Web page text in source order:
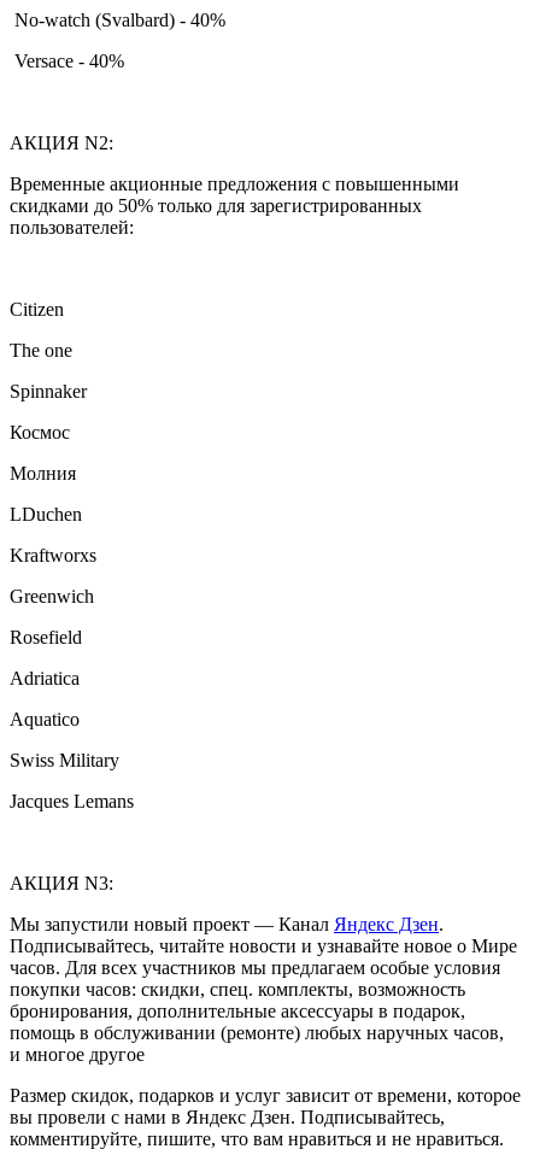
No-watch (Svalbard) - 40%
Versace - 40%
АКЦИЯ N2:
Временные акционные предложения с повышенными
скидками до 50% только для зарегистрированных
пользователей:
Citizen
The one
Spinnaker
Космос
Молния
LDuchen
Kraftworxs
Greenwich
Rosefield
Adriatica
Aquatico
Swiss Military
Jacques Lemans
АКЦИЯ N3:
Мы запустили новый проект — Канал Яндекс Дзен.
Подписывайтесь, читайте новости и узнавайте новое о Мире
часов. Для всех участников мы предлагаем особые условия
покупки часов: скидки, спец. комплекты, возможность
бронирования, дополнительные аксессуары в подарок,
помощь в обслуживании (ремонте) любых наручных часов,
и многое другое
Размер скидок, подарков и услуг зависит от времени, которое
вы провели с нами в Яндекс Дзен. Подписывайтесь,
комментируйте, пишите, что вам нравиться и не нравиться.